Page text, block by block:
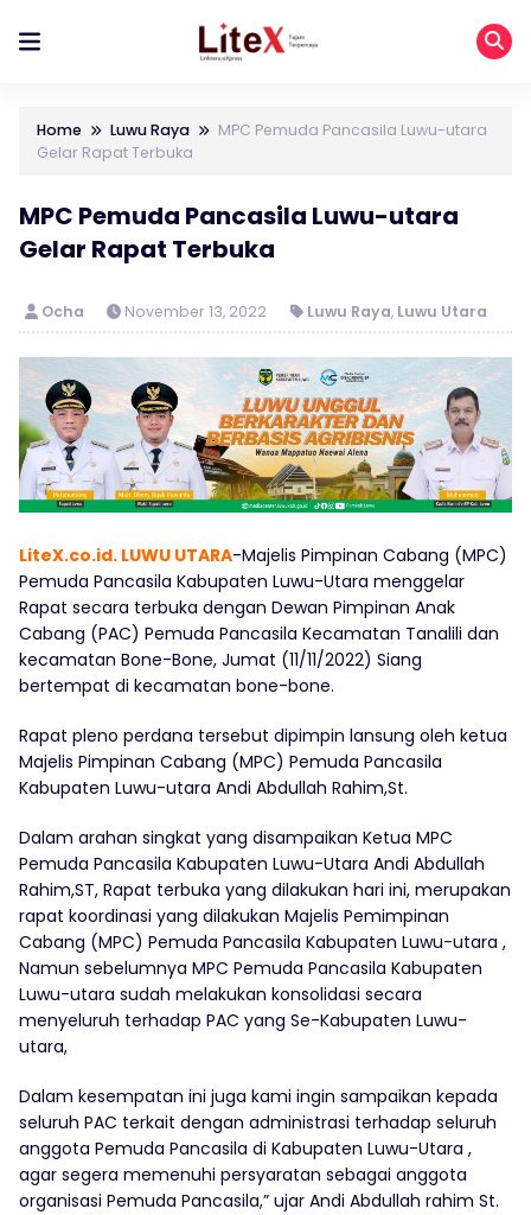
Home Luwu Raya
MPC Pemuda Pancasila Luwu-utara
Gelar Rapat Terbuka
MPC Pemuda Pancasila Luwu-utara
Gelar Rapat Terbuka
Ocha November 13, 2022 Luwu Raya, Luwu Utara
LiteX.co.id. LUWU UTARA-Majelis Pimpinan Cabang (MPC)
Pemuda Pancasila Kabupaten Luwu-Utara menggelar
Rapat secara terbuka dengan Dewan Pimpinan Anak
Cabang (PAC) Pemuda Pancasila Kecamatan Tanalili dan
kecamatan Bone-Bone, Jumat (11/11/2022) Siang
bertempat di kecamatan bone-bone.
Rapat pleno perdana tersebut dipimpin lansung oleh ketua
Majelis Pimpinan Cabang (MPC) Pemuda Pancasila
Kabupaten Luwu-utara Andi Abdullah Rahim,St.
Dalam arahan singkat yang disampaikan Ketua MPC
Pemuda Pancasila Kabupaten Luwu-Utara Andi Abdullah
Rahim,ST, Rapat terbuka yang dilakukan hari ini, merupakan
rapat koordinasi yang dilakukan Majelis Pemimpinan
Cabang (MPC) Pemuda Pancasila Kabupaten Luwu-utara ,
Namun sebelumnya MPC Pemuda Pancasila Kabupaten
Luwu-utara sudah melakukan konsolidasi secara
menyeluruh terhadap PAC yang Se-Kabupaten Luwu-
utara,
Dalam kesempatan ini juga kami ingin sampaikan kepada
seluruh PAC terkait dengan administrasi terhadap seluruh
anggota Pemuda Pancasila di Kabupaten Luwu-Utara ,
agar segera memenuhi persyaratan sebagai anggota
organisasi Pemuda Pancasila,” ujar Andi Abdullah rahim St.